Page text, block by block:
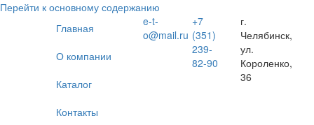
Перейти к основному содержанию
Главная
О компании
Каталог
Контакты
e-t-
o@mail.ru
+7
(351)
239-
82-90
г.
Челябинск,
ул.
Короленко,
36